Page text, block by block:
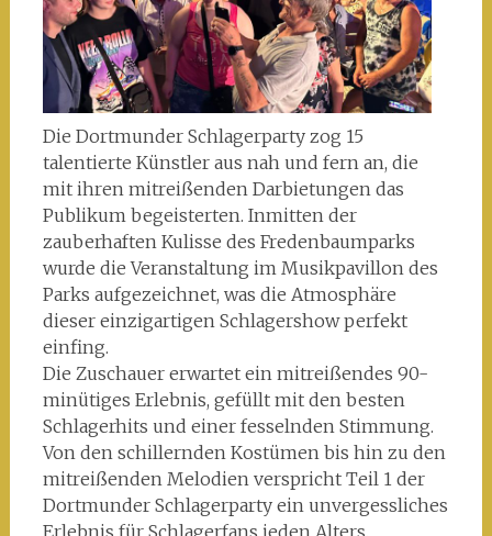
Die Dortmunder Schlagerparty zog 15
talentierte Künstler aus nah und fern an, die
mit ihren mitreißenden Darbietungen das
Publikum begeisterten. Inmitten der
zauberhaften Kulisse des Fredenbaumparks
wurde die Veranstaltung im Musikpavillon des
Parks aufgezeichnet, was die Atmosphäre
dieser einzigartigen Schlagershow perfekt
einfing.
Die Zuschauer erwartet ein mitreißendes 90-
minütiges Erlebnis, gefüllt mit den besten
Schlagerhits und einer fesselnden Stimmung.
Von den schillernden Kostümen bis hin zu den
mitreißenden Melodien verspricht Teil 1 der
Dortmunder Schlagerparty ein unvergessliches
Erlebnis für Schlagerfans jeden Alters.